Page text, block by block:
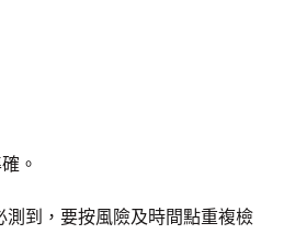
。
到，要按風險及時間點重複檢